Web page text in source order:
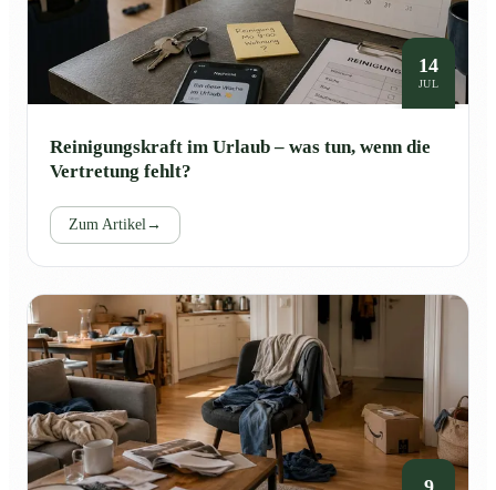
14
JUL
Reinigungskraft im Urlaub – was tun, wenn die
Vertretung fehlt?
Zum Artikel →